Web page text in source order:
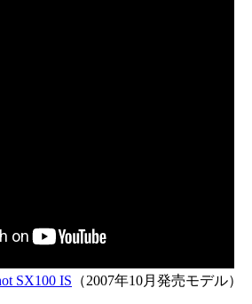
SX100 IS （2007年10月発売モデル）